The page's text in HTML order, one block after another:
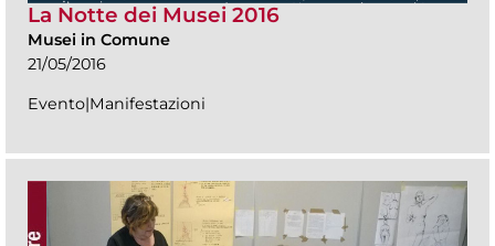
La Notte dei Musei 2016
Musei in Comune
21/05/2016
Evento|Manifestazioni